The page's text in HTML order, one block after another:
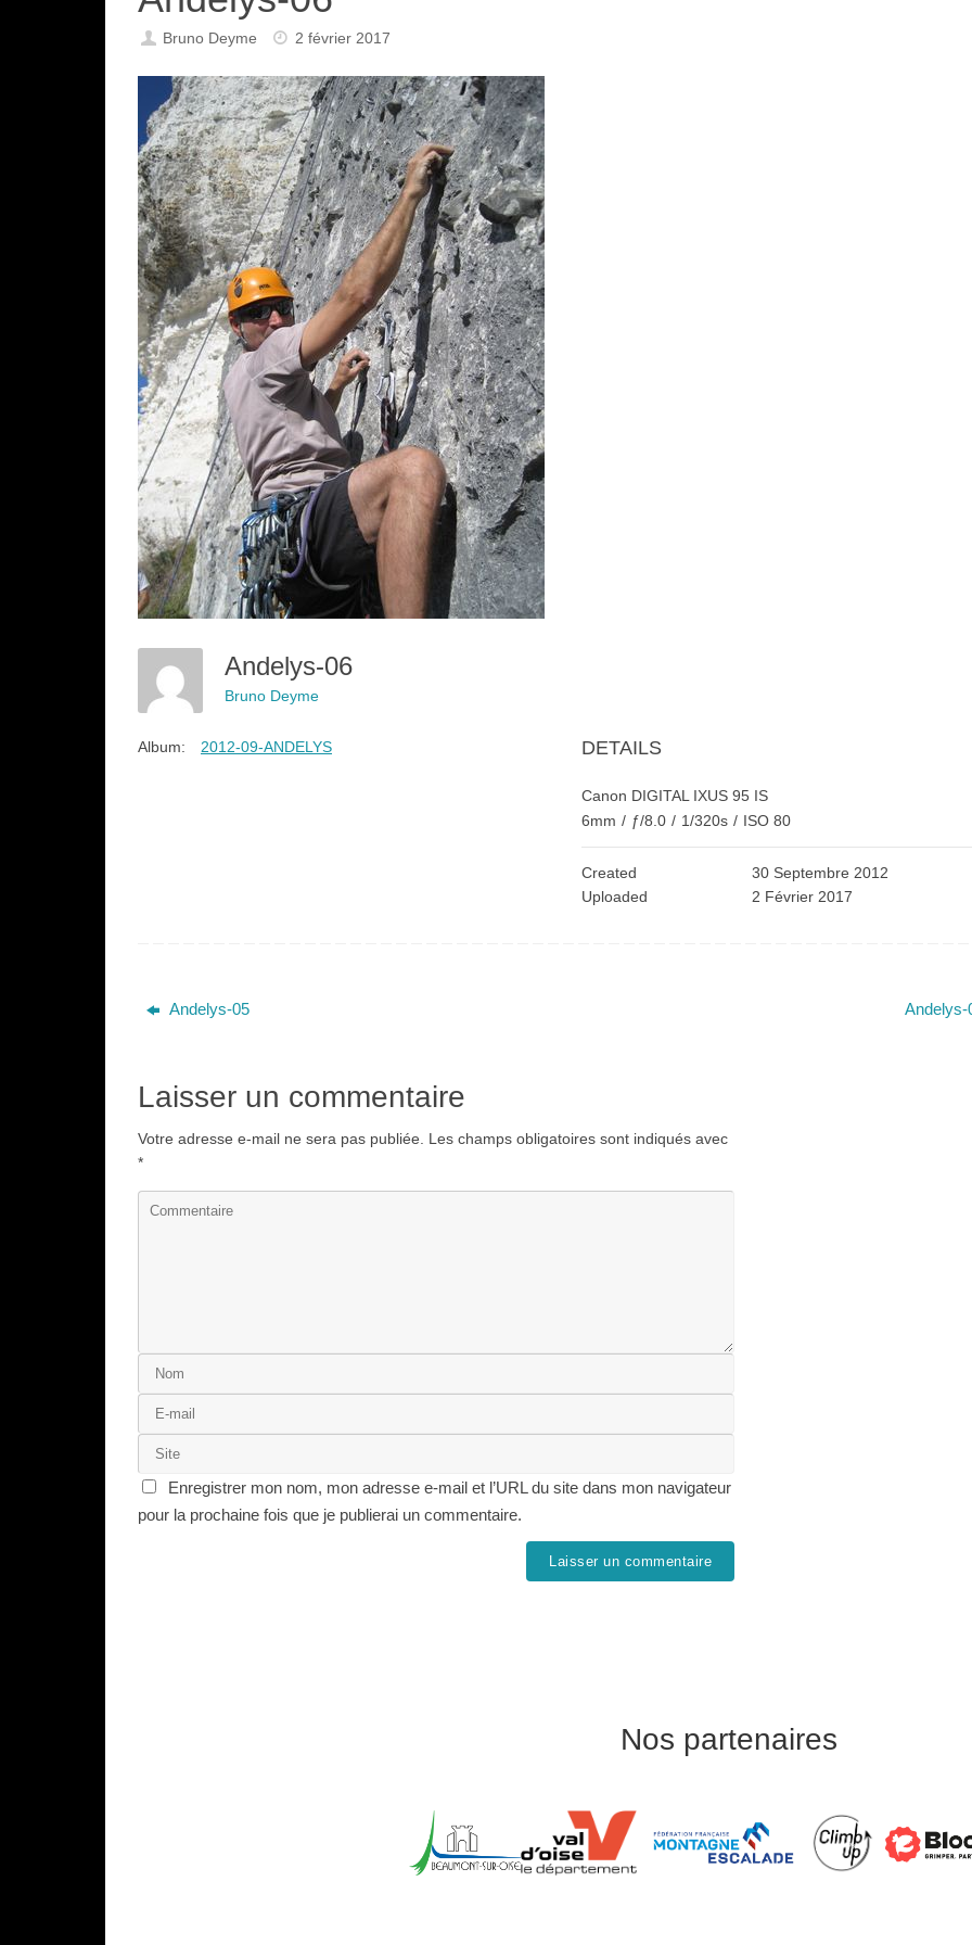
Bruno Deyme 2 février 2017
Andelys-06
Bruno Deyme
Album: 2012-09-ANDELYS DETAILS
Canon DIGITAL IXUS 95 IS
6mm / ƒ/8.0 / 1/320s / ISO 80
Created
30 Septembre 2012
Uploaded
2 Février 2017
Andelys-05
Laisser un commentaire
Votre adresse e-mail ne sera pas publiée. Les champs obligatoires sont indiqués avec
*
Enregistrer mon nom, mon adresse e-mail et l’URL du site dans mon navigateur
pour la prochaine fois que je publierai un commentaire.
Nos partenaires